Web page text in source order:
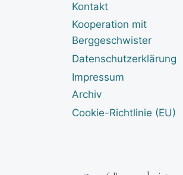
Kontakt
Kooperation mit
Berggeschwister
Datenschutzerklärung
Impressum
Archiv
Cookie-Richtlinie (EU)